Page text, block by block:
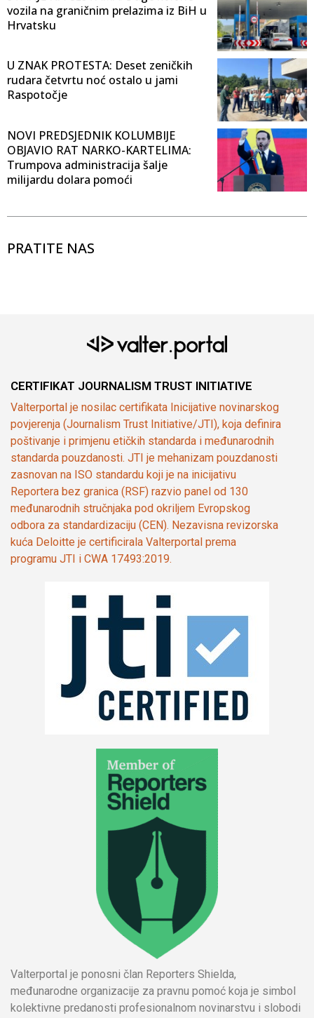
vozila na graničnim prelazima iz BiH u
Hrvatsku
U ZNAK PROTESTA: Deset zeničkih
rudara četvrtu noć ostalo u jami
Raspotočje
NOVI PREDSJEDNIK KOLUMBIJE
OBJAVIO RAT NARKO-KARTELIMA:
Trumpova administracija šalje
milijardu dolara pomoći
PRATITE NAS
CERTIFIKAT JOURNALISM TRUST INITIATIVE
Valterportal je nosilac certifikata Inicijative novinarskog
povjerenja (Journalism Trust Initiative/JTI), koja definira
poštivanje i primjenu etičkih standarda i međunarodnih
standarda pouzdanosti. JTI je mehanizam pouzdanosti
zasnovan na ISO standardu koji je na inicijativu
Reportera bez granica (RSF) razvio panel od 130
međunarodnih stručnjaka pod okriljem Evropskog
odbora za standardizaciju (CEN). Nezavisna revizorska
kuća Deloitte je certificirala Valterportal prema
programu JTI i CWA 17493:2019.
Valterportal je ponosni član Reporters Shielda,
međunarodne organizacije za pravnu pomoć koja je simbol
kolektivne predanosti profesionalnom novinarstvu i slobodi